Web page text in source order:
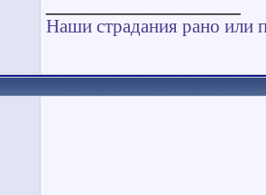
Наши страдания рано или